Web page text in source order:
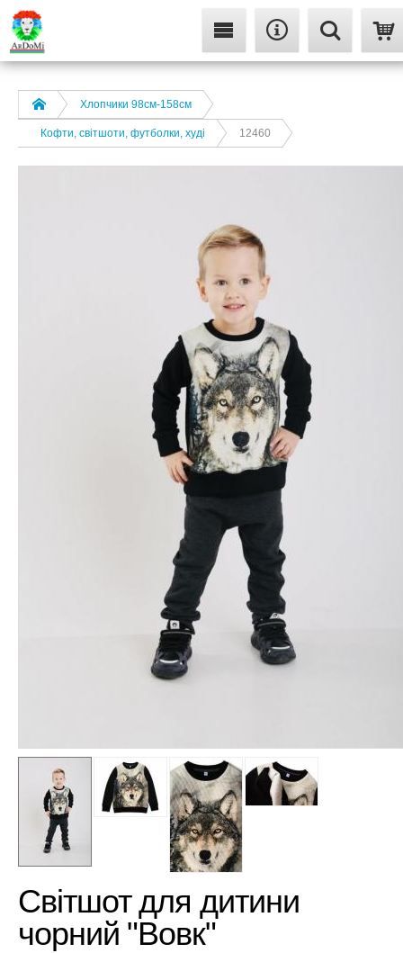
Хлопчики 98см-158см
Кофти, світшоти, футболки, худі 12460
Світшот для дитини
чорний "Вовк"